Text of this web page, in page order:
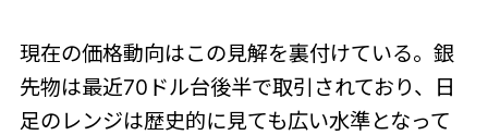
現在の価格動向はこの見解を裏付けている。銀
先物は最近70ドル台後半で取引されており、日
足のレンジは歴史的に見ても広い水準となって